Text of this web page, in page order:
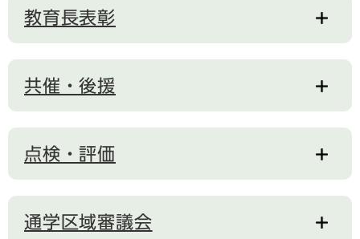
教育長表彰
共催・後援
点検・評価
通学区域審議会